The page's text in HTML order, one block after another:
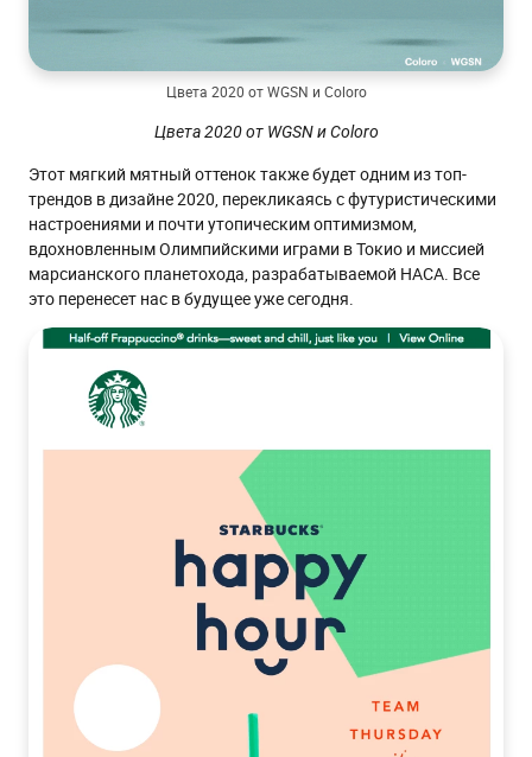
Цвета 2020 от WGSN и Coloro
Цвета 2020 от WGSN и Coloro
Этот мягкий мятный оттенок также будет одним из топ-
трендов в дизайне 2020, перекликаясь с футуристическими
настроениями и почти утопическим оптимизмом,
вдохновленным Олимпийскими играми в Токио и миссией
марсианского планетохода, разрабатываемой НАСА. Все
это перенесет нас в будущее уже сегодня.